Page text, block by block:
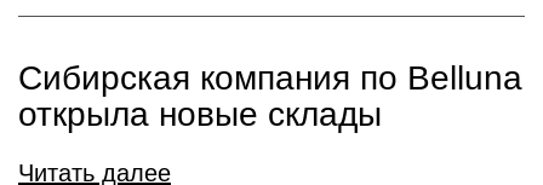
Сибирская компания по Belluna
открыла новые склады
Читать далее